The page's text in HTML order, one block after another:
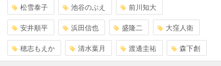
松雪泰子 池谷のぶえ 前川知大
安井順平 浜田信也 盛隆二 大窪人衛
穂志もえか 清水葉月 渡邊圭祐 森下創